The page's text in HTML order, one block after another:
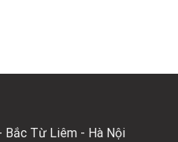
Bắc Từ Liêm - Hà Nội